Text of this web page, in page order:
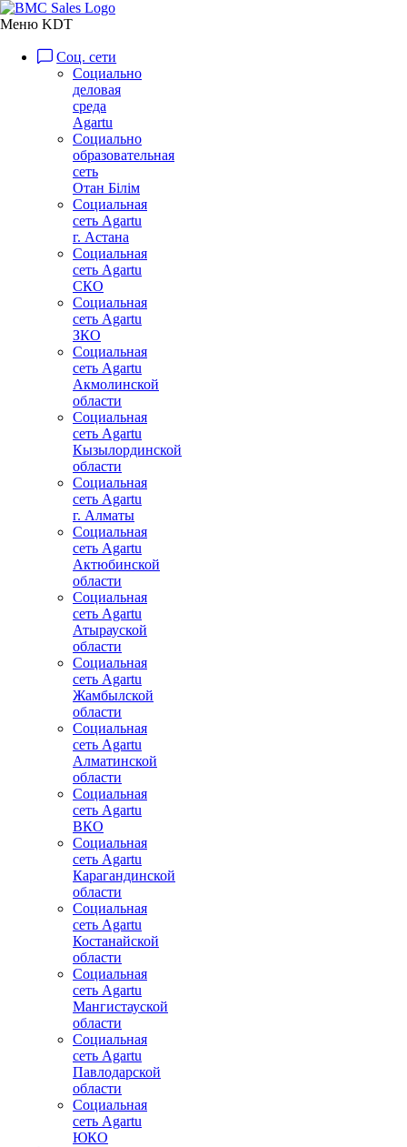
Меню KDT
Соц. сети
Социально
деловая
среда
Agartu
Социально
образовательная
сеть
Отан Бiлiм
Социальная
сеть Agartu
г. Астана
Социальная
сеть Agartu
СКО
Социальная
сеть Agartu
ЗКО
Социальная
сеть Agartu
Акмолинской
области
Социальная
сеть Agartu
Кызылординской
области
Социальная
сеть Agartu
г. Алматы
Социальная
сеть Agartu
Актюбинской
области
Социальная
сеть Agartu
Атырауской
области
Социальная
сеть Agartu
Жамбылской
области
Социальная
сеть Agartu
Алматинской
области
Социальная
сеть Agartu
ВКО
Социальная
сеть Agartu
Карагандинской
области
Социальная
сеть Agartu
Костанайской
области
Социальная
сеть Agartu
Мангистауской
области
Социальная
сеть Agartu
Павлодарской
области
Социальная
сеть Agartu
ЮКО